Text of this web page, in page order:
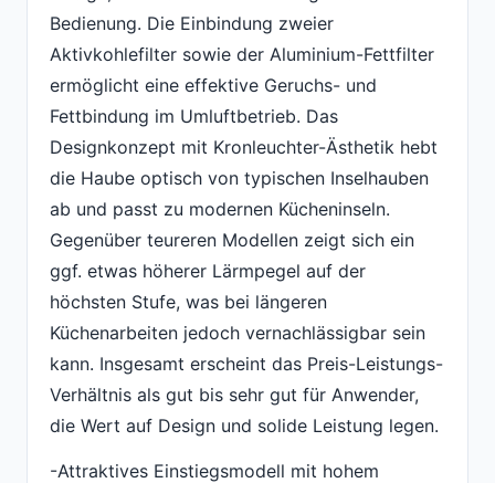
Bedienung. Die Einbindung zweier
Aktivkohlefilter sowie der Aluminium-Fettfilter
ermöglicht eine effektive Geruchs- und
Fettbindung im Umluftbetrieb. Das
Designkonzept mit Kronleuchter-Ästhetik hebt
die Haube optisch von typischen Inselhauben
ab und passt zu modernen Kücheninseln.
Gegenüber teureren Modellen zeigt sich ein
ggf. etwas höherer Lärmpegel auf der
höchsten Stufe, was bei längeren
Küchenarbeiten jedoch vernachlässigbar sein
kann. Insgesamt erscheint das Preis-Leistungs-
Verhältnis als gut bis sehr gut für Anwender,
die Wert auf Design und solide Leistung legen.
-Attraktives Einstiegsmodell mit hohem